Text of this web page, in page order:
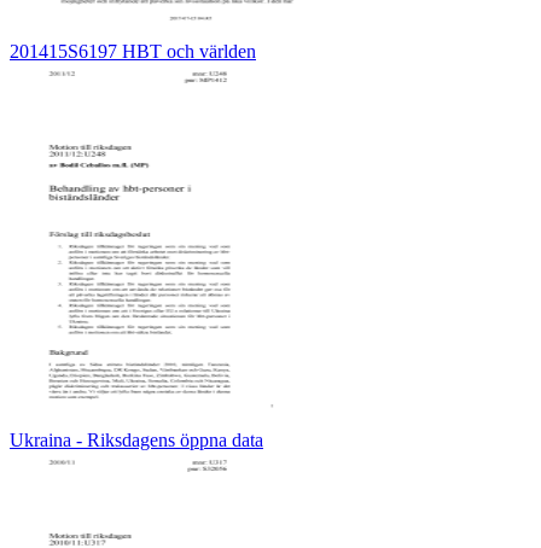
201415S6197 HBT och världen
Ukraina - Riksdagens öppna data